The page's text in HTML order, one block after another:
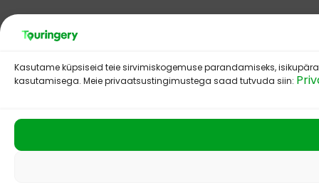
Kasutame küpsiseid teie sirvimiskogemuse parandamiseks,
kasutamisega. Meie privaatsustingimustega saad tutvuda siin: